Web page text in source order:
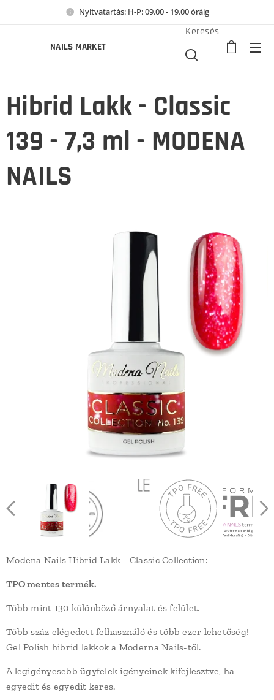
Nyitvatartás: H-P: 09.00 - 19.00 óráig
NAILS MARKET
Keresés
Hibrid Lakk - Classic
139 - 7,3 ml - MODENA
NAILS
Modena Nails Hibrid Lakk - Classic Collection:
TPO mentes termék.
Több mint 130 különböző árnyalat és felület.
Több száz elégedett felhasználó és több ezer lehetőség!
Gel Polish hibrid lakkok a Moderna Nails-től.
A legigényesebb ügyfelek igényeinek kifejlesztve, ha
egyedit és egyedit keres.